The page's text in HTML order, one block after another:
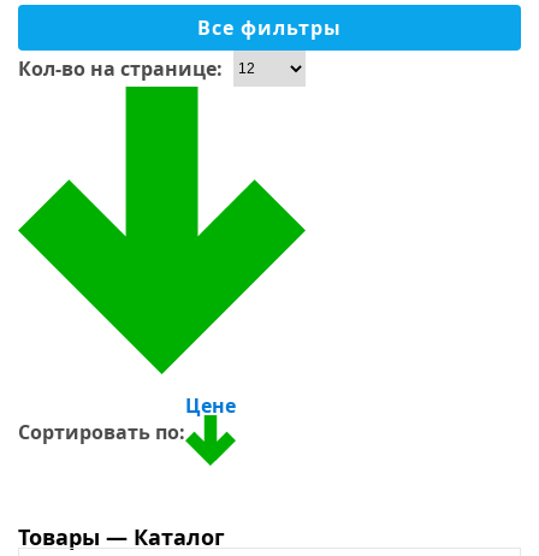
Малахитовый
Однотонный
Применение
Душевая
На стены, колоны
Кухня
Столешницы
Для улицы
Тип камня
Мрамор
Все фильтры
Кол-во на странице:
Сортировать по:
Цене
Товары — Каталог